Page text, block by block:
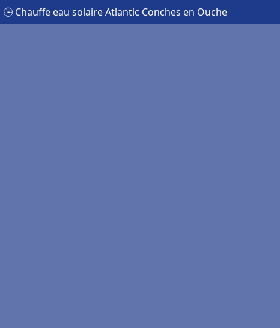
🕒 Chauffe eau solaire Atlantic Conches en Ouche